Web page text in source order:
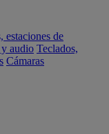
estaciones de
audio Teclados,
Cámaras